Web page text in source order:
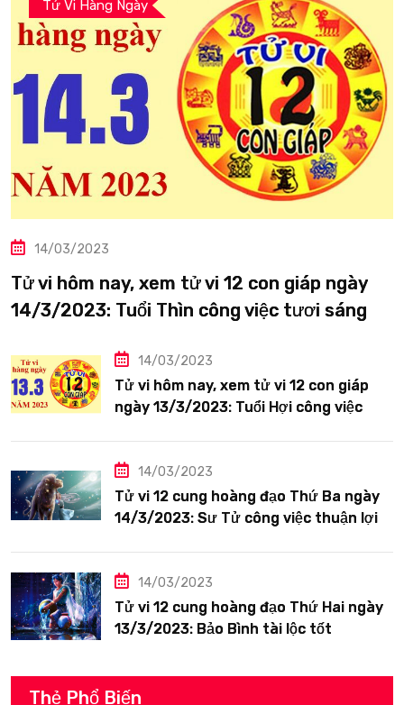
Tử Vi Hàng Ngày
14/03/2023
Tử vi hôm nay, xem tử vi 12 con giáp ngày
14/3/2023: Tuổi Thìn công việc tươi sáng
14/03/2023
Tử vi hôm nay, xem tử vi 12 con giáp
ngày 13/3/2023: Tuổi Hợi công việc
14/03/2023
Tử vi 12 cung hoàng đạo Thứ Ba ngày
14/3/2023: Sư Tử công việc thuận lợi
14/03/2023
Tử vi 12 cung hoàng đạo Thứ Hai ngày
13/3/2023: Bảo Bình tài lộc tốt
Thẻ Phổ Biến